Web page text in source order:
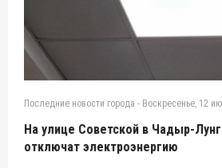
Последние новости города - Воскресенье, 12
На улице Советской в Чадыр-
отключат электроэнергию